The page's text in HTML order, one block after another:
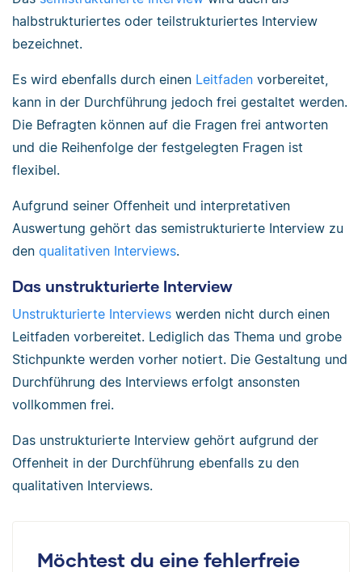
halbstrukturiertes oder teilstrukturiertes Interview
bezeichnet.
Es wird ebenfalls durch einen Leitfaden vorbereitet,
kann in der Durchführung jedoch frei gestaltet werden.
Die Befragten können auf die Fragen frei antworten
und die Reihenfolge der festgelegten Fragen ist
flexibel.
Aufgrund seiner Offenheit und interpretativen
Auswertung gehört das semistrukturierte Interview zu
den qualitativen Interviews.
Das unstrukturierte Interview
Unstrukturierte Interviews werden nicht durch einen
Leitfaden vorbereitet. Lediglich das Thema und grobe
Stichpunkte werden vorher notiert. Die Gestaltung und
Durchführung des Interviews erfolgt ansonsten
vollkommen frei.
Das unstrukturierte Interview gehört aufgrund der
Offenheit in der Durchführung ebenfalls zu den
qualitativen Interviews.
Möchtest du eine fehlerfreie